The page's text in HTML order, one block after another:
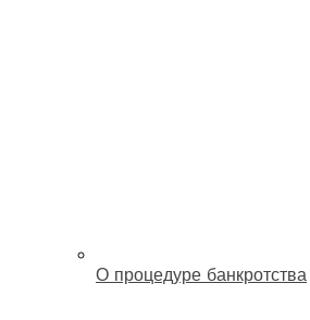
О процедуре банкротства